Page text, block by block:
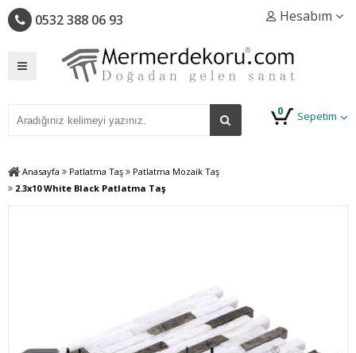
0532 388 06 93 Hesabım
Sepetim
0
Anasayfa Patlatma Taş
Patlatma Mozaik Taş
2.3x10 White Black Patlatma Taş